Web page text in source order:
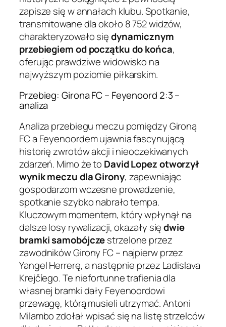
zapisze się w annałach klubu. Spotkanie,
transmitowane dla około 8 752 widzów,
charakteryzowało siędynamicznym
przebiegiem od początku do końca,
oferując prawdziwe widowisko na
najwyższym poziomie piłkarskim.
Przebieg: Girona FC – Feyenoord 2:3 –
analiza
Analiza przebiegu meczu pomiędzy Gironą
FC a Feyenoordem ujawnia fascynującą
historię zwrotów akcji i nieoczekiwanych
zdarzeń. Mimo że to David Lopez otworzył
wynik meczu dla Girony, zapewniając
gospodarzom wczesne prowadzenie,
spotkanie szybko nabrało tempa.
Kluczowym momentem, który wpłynął na
dalsze losy rywalizacji, okazały siędwie
bramki samobójczestrzelone przez
zawodników Girony FC – najpierw przez
Yangel Herrerę, a następnie przez Ladislava
Krejčíego. Te niefortunne trafienia dla
własnej bramki dały Feyenoordowi
przewagę, którą musieli utrzymać. Antoni
Milambo zdołał wpisać się na listę strzelców